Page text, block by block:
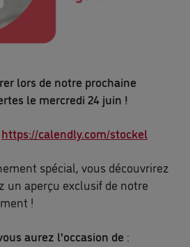
lors de notre prochaine
le mercredi 24 juin !
https://calendly.com/stockel
spécial, vous découvrirez
un aperçu exclusif de notre
!
aurez l'occasion de :